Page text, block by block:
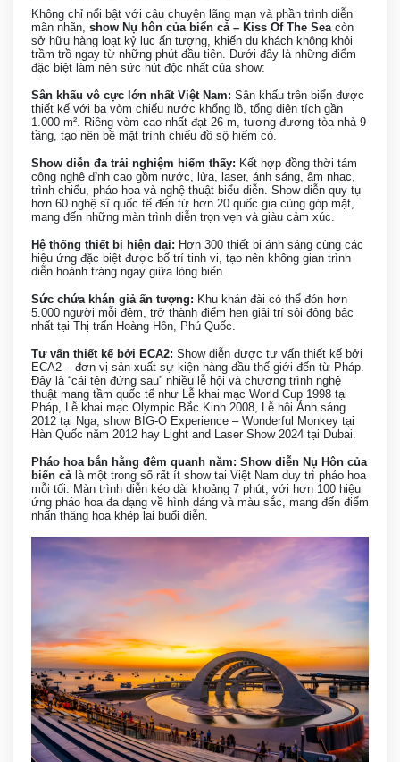
Không chỉ nổi bật với câu chuyện lãng mạn và phần trình diễn
mãn nhãn, show Nụ hôn của biển cả – Kiss Of The Sea còn
sở hữu hàng loạt kỷ lục ấn tượng, khiến du khách không khỏi
trầm trồ ngay từ những phút đầu tiên. Dưới đây là những điểm
đặc biệt làm nên sức hút độc nhất của show:
Sân khấu vô cực lớn nhất Việt Nam: Sân khấu trên biển được
thiết kế với ba vòm chiếu nước khổng lồ, tổng diện tích gần
1.000 m². Riêng vòm cao nhất đạt 26 m, tương đương tòa nhà 9
tầng, tạo nên bề mặt trình chiếu đồ sộ hiếm có.
Show diễn đa trải nghiệm hiếm thấy: Kết hợp đồng thời tám
công nghệ đỉnh cao gồm nước, lửa, laser, ánh sáng, âm nhạc,
trình chiếu, pháo hoa và nghệ thuật biểu diễn. Show diễn quy tụ
hơn 60 nghệ sĩ quốc tế đến từ hơn 20 quốc gia cùng góp mặt,
mang đến những màn trình diễn trọn vẹn và giàu cảm xúc.
Hệ thống thiết bị hiện đại: Hơn 300 thiết bị ánh sáng cùng các
hiệu ứng đặc biệt được bố trí tinh vi, tạo nên không gian trình
diễn hoành tráng ngay giữa lòng biển.
Sức chứa khán giả ấn tượng: Khu khán đài có thể đón hơn
5.000 người mỗi đêm, trở thành điểm hẹn giải trí sôi động bậc
nhất tại Thị trấn Hoàng Hôn, Phú Quốc.
Tư vấn thiết kế bởi ECA2: Show diễn được tư vấn thiết kế bởi
ECA2 – đơn vị sản xuất sự kiện hàng đầu thế giới đến từ Pháp.
Đây là “cái tên đứng sau” nhiều lễ hội và chương trình nghệ
thuật mang tầm quốc tế như Lễ khai mạc World Cup 1998 tại
Pháp, Lễ khai mạc Olympic Bắc Kinh 2008, Lễ hội Ánh sáng
2012 tại Nga, show BIG-O Experience – Wonderful Monkey tại
Hàn Quốc năm 2012 hay Light and Laser Show 2024 tại Dubai.
Pháo hoa bắn hằng đêm quanh năm: Show diễn Nụ Hôn của
biển cả là một trong số rất ít show tại Việt Nam duy trì pháo hoa
mỗi tối. Màn trình diễn kéo dài khoảng 7 phút, với hơn 100 hiệu
ứng pháo hoa đa dạng về hình dáng và màu sắc, mang đến điểm
nhấn thăng hoa khép lại buổi diễn.